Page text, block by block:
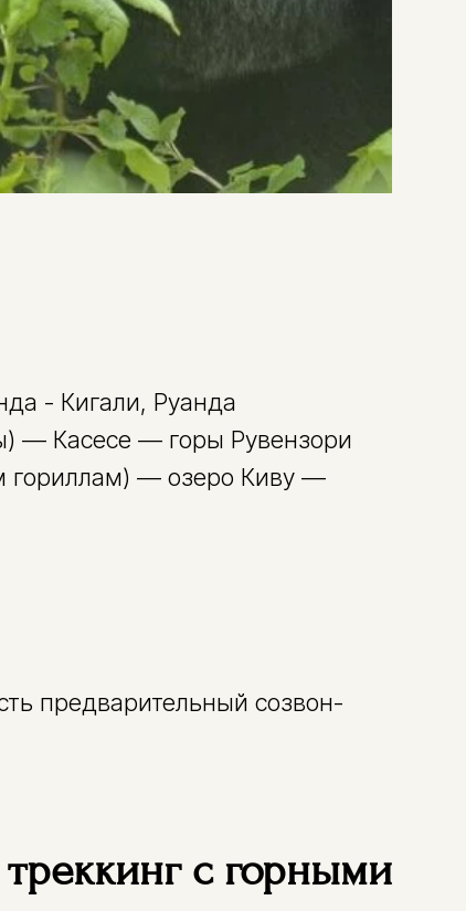
- Кигали, Руанда
— Касесе — горы Рувензори
гориллам) — озеро Киву —
предварительный созвон-
с горными